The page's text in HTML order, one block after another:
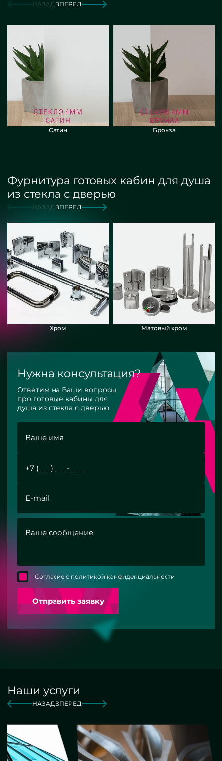
НАЗАДВПЕРЕД
Сатин Бронза
Фурнитура готовых кабин для душа
из стекла с дверью
НАЗАДВПЕРЕД
Хром Матовый хром
Нужна консультация?
Ответим на Ваши вопросы
про готовые кабины для
душа из стекла с дверью
Согласие с политикой конфиденциальности
Отправить заявку
Наши услуги
НАЗАДВПЕРЕД